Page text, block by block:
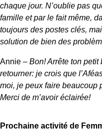
chaque jour. N’oublie pas
famille et par le fait même,
toujours des postes clés,
solution de bien des
Annie – Bon! Arrête ton petit
retourner: je crois que
moi, je peux faire beaucoup
Merci de m’avoir éclairée!
Prochaine activité de